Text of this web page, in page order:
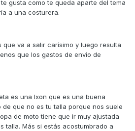
gusta como te queda aparte del tema
a una costurera.
que va a salir carísimo y luego resulta
que los gastos de envío de
es una Ixon que es una buena
que no es tu talla porque nos suele
de moto tiene que ir muy ajustada
talla. Más si estás acostumbrado a